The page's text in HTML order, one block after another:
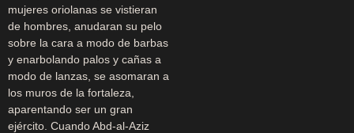
mujeres oriolanas se vistieran
de hombres, anudaran su pelo
sobre la cara a modo de barbas
y enarbolando palos y cañas a
modo de lanzas, se asomaran a
los muros de la fortaleza,
aparentando ser un gran
ejército. Cuando Abd-al-Aziz